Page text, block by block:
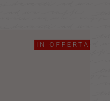
IN OFFERTA